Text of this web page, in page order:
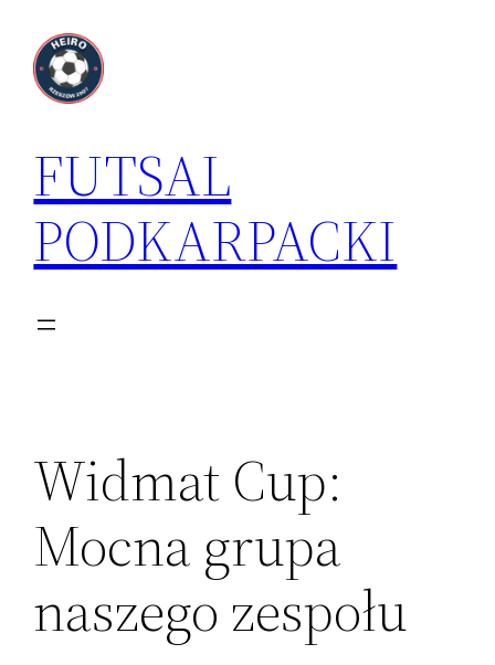
treści
FUTSAL
PODKARPACKI
Widmat Cup:
Mocna grupa
naszego zespołu